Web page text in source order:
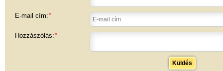
E-mail cím:*
Hozzászólás:*
Küldés